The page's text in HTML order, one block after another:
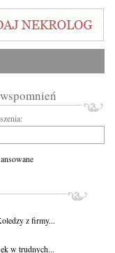
z firmy...
w trudnych...